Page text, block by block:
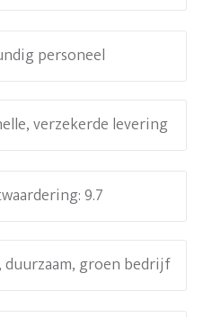
personeel
verzekerde levering
9.7
groen bedrijf